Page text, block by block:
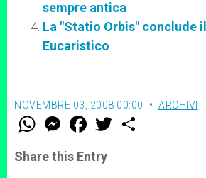
sempre antica
La "Statio Orbis" conclude
Eucaristico
NOVEMBRE 03, 2008 00:00 ARCHIVI
W
t
s
M
e
s
e
F
a
e
b
w
Share this Entry